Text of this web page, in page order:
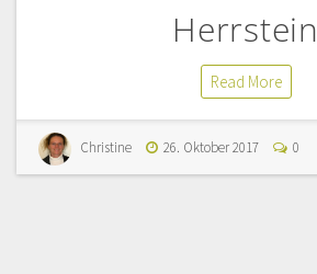
Herrstein
Read More
Christine 26. Oktober 2017 0